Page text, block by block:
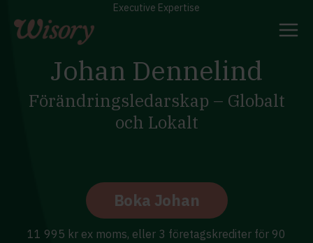
content
Executive Expertise
Johan Dennelind
Förändringsledarskap – Globalt
och Lokalt
Boka Johan
11 995 kr ex moms, eller 3 företagskrediter för 90